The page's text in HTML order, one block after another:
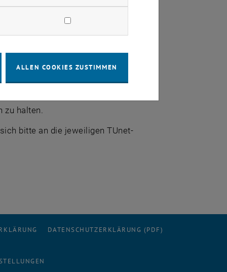
6
zu halten.
bitte an die jeweiligen TUnet-
DATENSCHUTZERKLÄRUNG (PDF)
ALLEN COOKIES ZUSTIMMEN